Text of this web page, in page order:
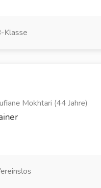
Klasse
Mokhtari (44 Jahre)